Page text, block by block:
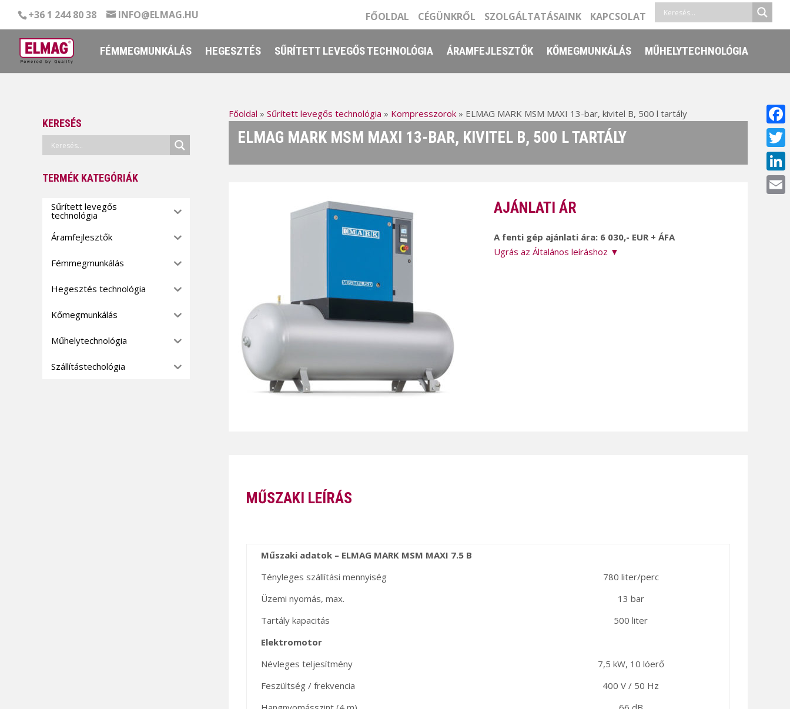
+36 1 244 80 38 INFO@ELMAG.HU FŐOLDAL CÉGÜNKRŐL SZOLGÁLTATÁSAINK KAPCSOLAT
FÉMMEGMUNKÁLÁS HEGESZTÉS SŰRÍTETT LEVEGŐS TECHNOLÓGIA ÁRAMFEJLESZTŐK KŐMEGMUNKÁLÁS MŰHELYTECHNOLÓGIA
Főoldal » Sűrített levegős technológia » Kompresszorok» ELMAG MARK MSM MAXI 13-bar, kivitel B, 500 l tartály
ELMAG MARK MSM MAXI 13-BAR, KIVITEL B, 500 L TARTÁLY
AJÁNLATI ÁR
A fenti gép ajánlati ára: 6 030,- EUR + ÁFA
Ugrás az Általános leíráshoz ▼
MŰSZAKI LEÍRÁS
Műszaki adatok – ELMAG MARK MSM MAXI 7.5 B
Tényleges szállítási mennyiség
780 liter/perc
Üzemi nyomás, max.
13 bar
Tartály kapacitás
500 liter
Elektromotor
Névleges teljesítmény
7,5 kW, 10 lóerő
Feszültség / frekvencia
400 V / 50 Hz
KERESÉS
TERMÉK KATEGÓRIÁK
Sűrített levegős
technológia
Áramfejlesztők
Fémmegmunkálás
Hegesztés technológia
Kőmegmunkálás
Műhelytechnológia
Szállítástechológia